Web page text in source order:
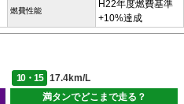
燃費性能
H22年度燃費基準
+10%達成
10・15
17.4km/L
満タンでどこまで走る？